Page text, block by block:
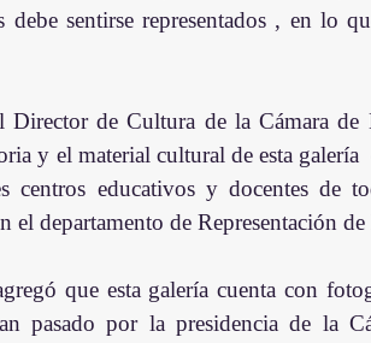
debe sentirse representados , en lo
Director de Cultura de la Cámara
y el material cultural de esta
centros educativos y docentes de
el departamento de Representación
que esta galería cuenta con
pasado por la presidencia de la